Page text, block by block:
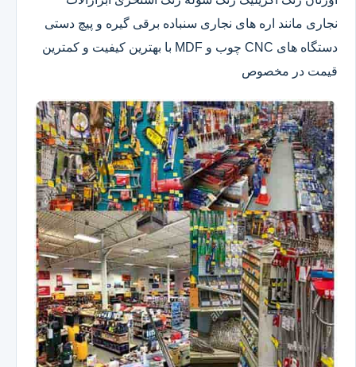
نجاری مانند اره های نجاری سنباده برقی گیره و پیچ دستی
دستگاه های CNC چوب و MDF با بهترین کیفیت و کمترین
قیمت در مخصوص